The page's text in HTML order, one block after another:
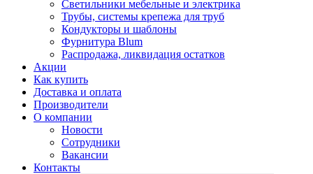
Светильники мебельные и электрика
Трубы, системы крепежа для труб
Кондукторы и шаблоны
Фурнитура Blum
Распродажа, ликвидация остатков
Акции
Как купить
Доставка и оплата
Производители
О компании
Новости
Сотрудники
Вакансии
Контакты